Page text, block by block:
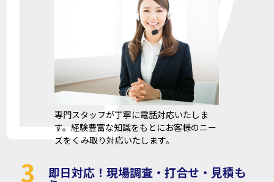
専門スタッフが丁寧に電話対応いたしま
す。経験豊富な知識をもとにお客様のニー
ズをくみ取り対応いたします。
3 即日対応！現場調査・打合せ・見積も